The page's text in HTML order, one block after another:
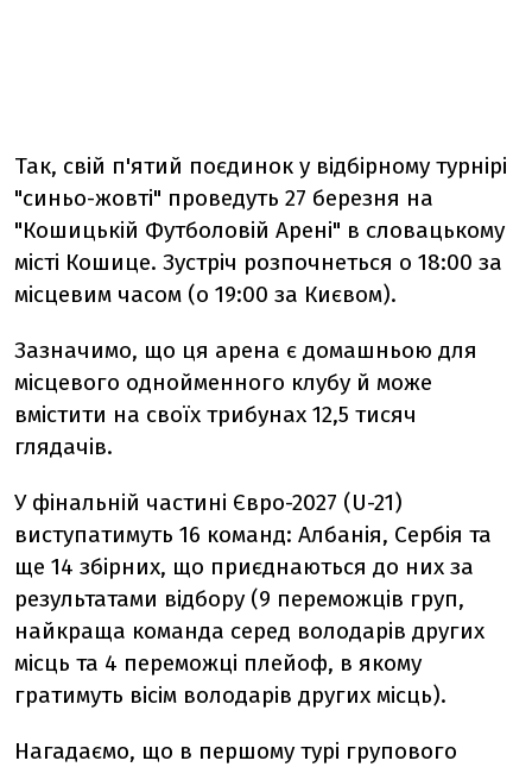
Так, свій п'ятий поєдинок у відбірному турнірі
"синьо-жовті" проведуть 27 березня на
"Кошицькій Футболовій Арені" в словацькому
місті Кошице. Зустріч розпочнеться о 18:00 за
місцевим часом (о 19:00 за Києвом).
Зазначимо, що ця арена є домашньою для
місцевого однойменного клубу й може
вмістити на своїх трибунах 12,5 тисяч
глядачів.
У фінальній частині Євро-2027 (U-21)
виступатимуть 16 команд: Албанія, Сербія та
ще 14 збірних, що приєднаються до них за
результатами відбору (9 переможців груп,
найкраща команда серед володарів других
місць та 4 переможці плейоф, в якому
гратимуть вісім володарів других місць).
Нагадаємо, що в першому турі групового